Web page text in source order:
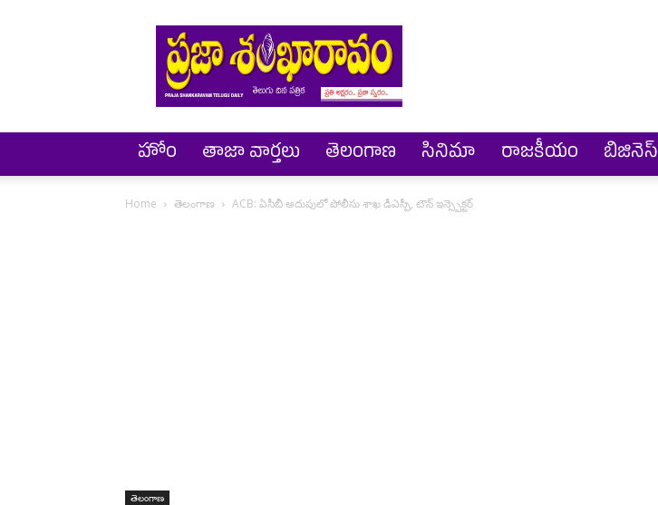
Prajashankaravam
హోం తాజా వార్తలు తెలంగాణ సినిమా రాజకీయం బిజినెస్
Home తెలంగాణ ACB: ఏసీబీ అదుపులో పోలీసు శాఖ డీఎస్పీ, టౌన్ ఇన్స్పెక్టర్
తెలంగాణ